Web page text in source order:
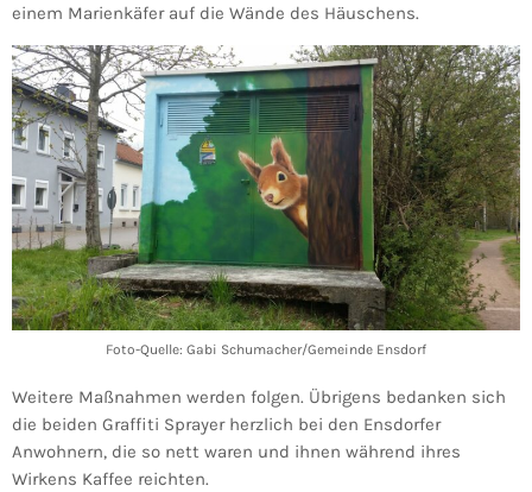
einem Marienkäfer auf die Wände des Häuschens.
Foto-Quelle: Gabi Schumacher/Gemeinde Ensdorf
Weitere Maßnahmen werden folgen. Übrigens bedanken sich
die beiden Graffiti Sprayer herzlich bei den Ensdorfer
Anwohnern, die so nett waren und ihnen während ihres
Wirkens Kaffee reichten.